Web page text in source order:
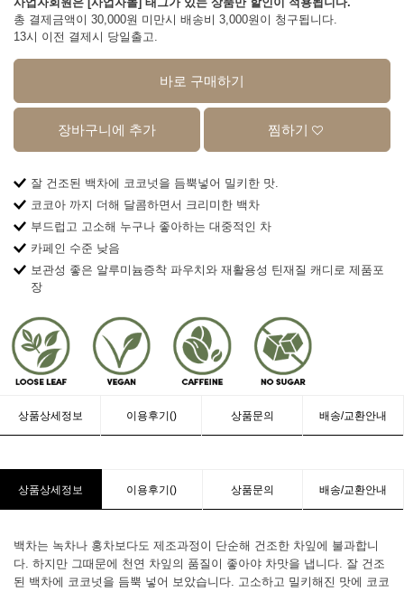
총 결제금액이 30,000원 미만시 배송비 3,000원이 청구됩니다.
13시 이전 결제시 당일출고.
바로 구매하기
장바구니에 추가 찜하기
잘 건조된 백차에 코코넛을 듬뿍넣어 밀키한 맛.
코코아 까지 더해 달콤하면서 크리미한 백차
부드럽고 고소해 누구나 좋아하는 대중적인 차
카페인 수준 낮음
보관성 좋은 알루미늄증착 파우치와 재활용성 틴재질 캐디로 제품포
장
상품상세정보 이용후기() 상품문의 배송/교환안내
상품상세정보 이용후기() 상품문의 배송/교환안내
백차는 녹차나 홍차보다도 제조과정이 단순해 건조한 차잎에 불과합니
다. 하지만 그때문에 천연 차잎의 품질이 좋아야 차맛을 냅니다. 잘 건조
된 백차에 코코넛을 듬뿍 넣어 보았습니다. 고소하고 밀키해진 맛에 코코